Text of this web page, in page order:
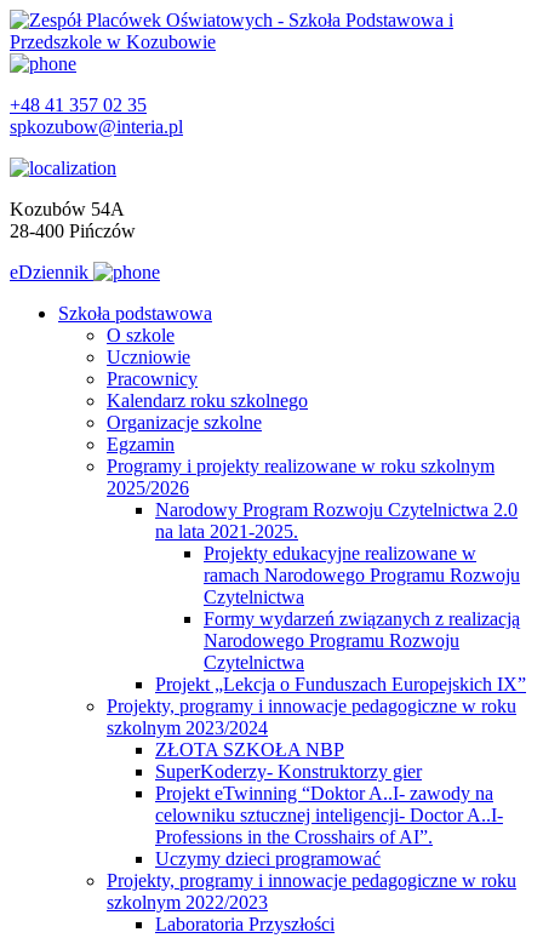
+48 41 357 02 35
spkozubow@interia.pl
Kozubów 54A
28-400 Pińczów
eDziennik
Szkoła podstawowa
O szkole
Uczniowie
Pracownicy
Kalendarz roku szkolnego
Organizacje szkolne
Egzamin
Programy i projekty realizowane w roku szkolnym
2025/2026
Narodowy Program Rozwoju Czytelnictwa 2.0
na lata 2021-2025.
Projekty edukacyjne realizowane w
ramach Narodowego Programu Rozwoju
Czytelnictwa
Formy wydarzeń związanych z realizacją
Narodowego Programu Rozwoju
Czytelnictwa
Projekt „Lekcja o Funduszach Europejskich IX”
Projekty, programy i innowacje pedagogiczne w roku
szkolnym 2023/2024
ZŁOTA SZKOŁA NBP
SuperKoderzy- Konstruktorzy gier
Projekt eTwinning “Doktor A..I- zawody na
celowniku sztucznej inteligencji- Doctor A..I-
Professions in the Crosshairs of AI”.
Uczymy dzieci programować
Projekty, programy i innowacje pedagogiczne w roku
szkolnym 2022/2023
Laboratoria Przyszłości